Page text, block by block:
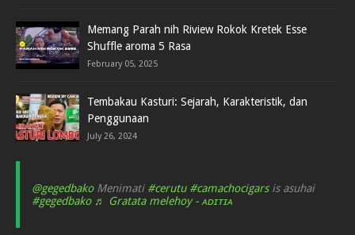
Memang Parah nih Riview Rokok Kretek Esse
Shuffle aroma 5 Rasa
February 05, 2025
Tembakau Kasturi: Sejarah, Karakteristik, dan
Penggunaan
July 26, 2024
@gegedbakoMenimati #cerutu #camachocigarsis asuhai
#gegedbako ♬ Gratata melehoy - ᴀᴅɪᴛɪᴀ